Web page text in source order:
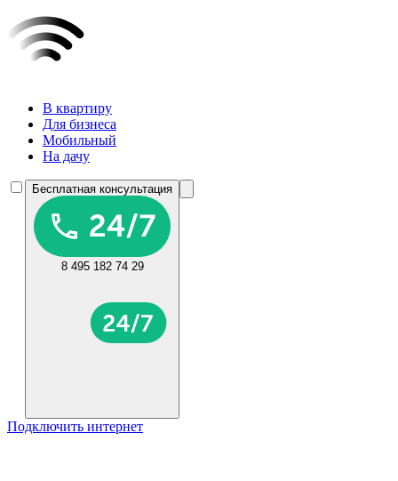
В квартиру
Для бизнеса
Мобильный
На дачу
Бесплатная консультация
8 495 182 74 29
Подключить интернет